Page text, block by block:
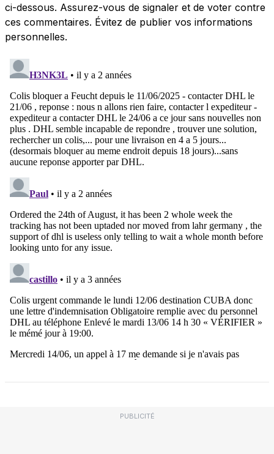
ci-dessous. Assurez-vous de signaler et de voter contre
ces commentaires. Évitez de publier vos informations
personnelles.
PUBLICITÉ